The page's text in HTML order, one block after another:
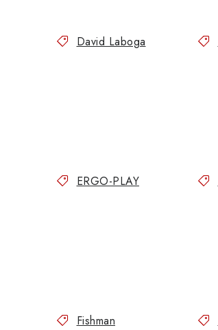
David Laboga
ERGO-PLAY
Fishman